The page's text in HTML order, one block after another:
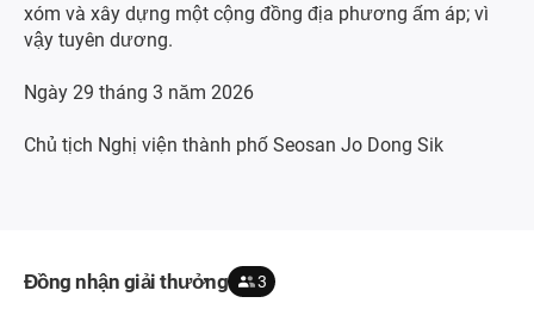
xóm và xây dựng một cộng đồng địa phương ấm áp; vì
vậy tuyên dương.
Ngày 29 tháng 3 năm 2026
Chủ tịch Nghị viện thành phố Seosan Jo Dong Sik
Đồng nhận giải thưởng 3